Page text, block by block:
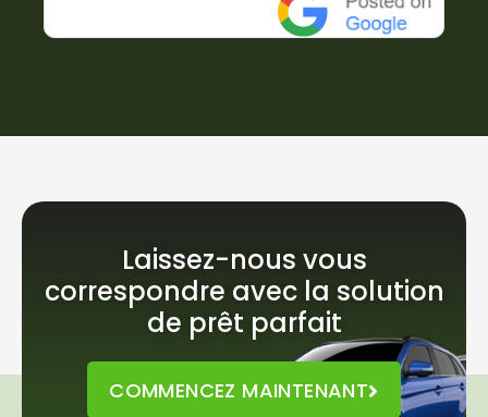
Laissez-nous vous
correspondre avec la solution
de prêt parfait
COMMENCEZ MAINTENANT